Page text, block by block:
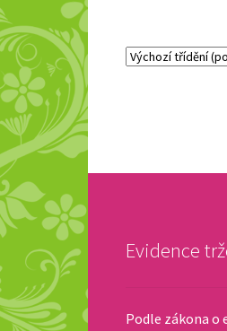
Evidence
Podle zákona o